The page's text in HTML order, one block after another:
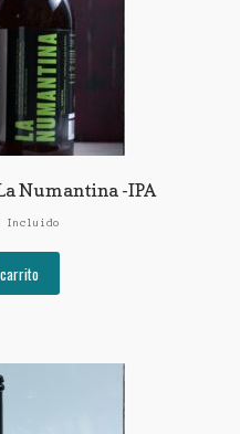
Numantina -IPA
Incluido